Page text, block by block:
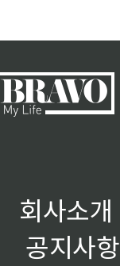
회사소개
공지사항